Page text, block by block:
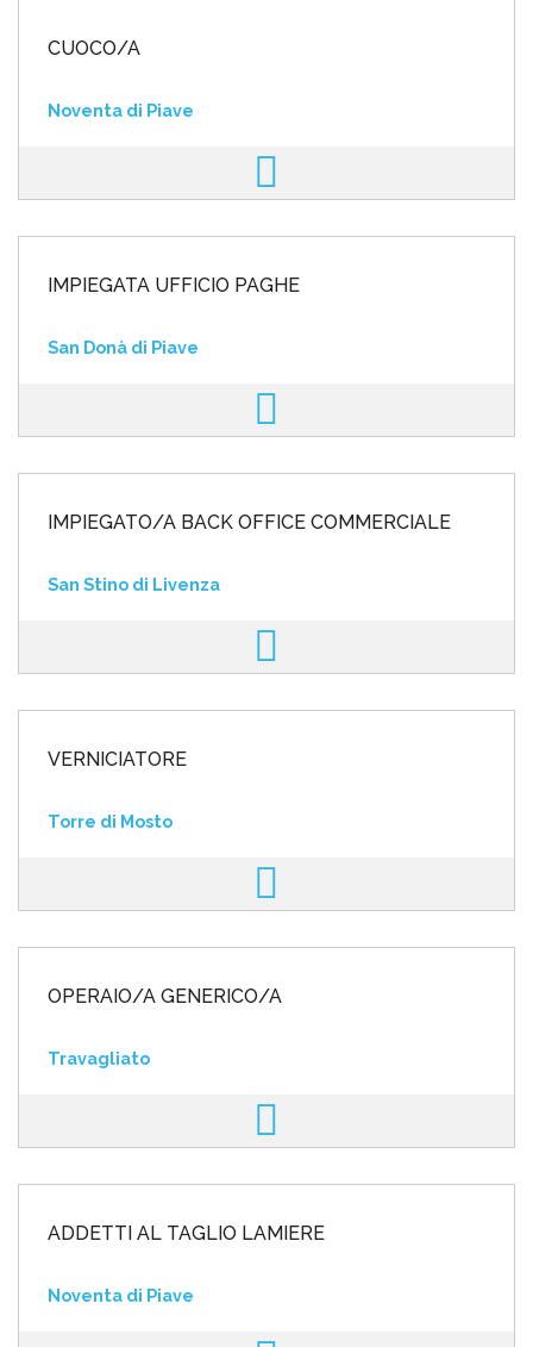
CUOCO/A
Noventa di Piave
IMPIEGATA UFFICIO PAGHE
San Donà di Piave
IMPIEGATO/A BACK OFFICE COMMERCIALE
San Stino di Livenza
VERNICIATORE
Torre di Mosto
OPERAIO/A GENERICO/A
Travagliato
ADDETTI AL TAGLIO LAMIERE
Noventa di Piave